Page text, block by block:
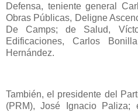
Defensa, teniente general
Obras Públicas, Deligne
De Camps; de Salud,
Edificaciones, Carlos
Hernández.
También, el presidente del
(PRM), José Ignacio Paliza;